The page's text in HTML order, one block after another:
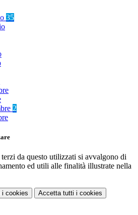
35
2
da questo utilizzati si avvalgono di
ed utili alle finalità illustrate nella
i cookies Accetta tutti i cookies